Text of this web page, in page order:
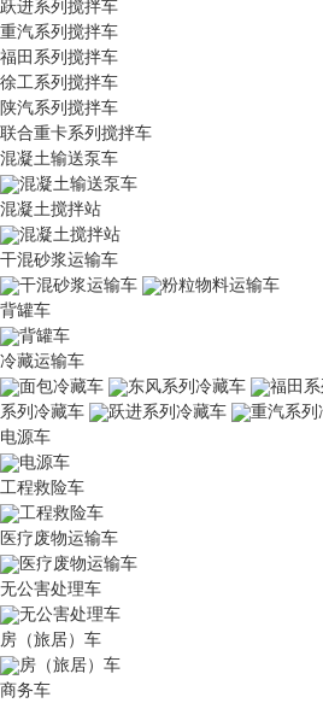
重汽系列搅拌车
福田系列搅拌车
徐工系列搅拌车
陕汽系列搅拌车
联合重卡系列搅拌车
混凝土输送泵车
混凝土输送泵车
混凝土搅拌站
混凝土搅拌站
干混砂浆运输车
干混砂浆运输车
粉粒物料运输车
背罐车
背罐车
冷藏运输车
面包冷藏车
东风系列冷藏车 福田
系列冷藏车
跃进系列冷藏车 重汽系
电源车
电源车
工程救险车
工程救险车
医疗废物运输车
医疗废物运输车
无公害处理车
无公害处理车
房（旅居）车
房（旅居）车
商务车